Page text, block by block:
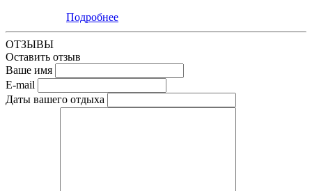
Подробнее
ОТЗЫВЫ
Оставить отзыв
Ваше имя
E-mail
Даты вашего отдыха